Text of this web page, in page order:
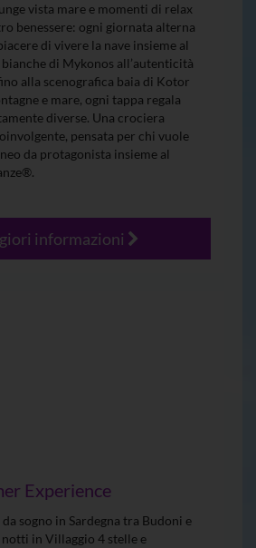
vista mare e momenti di relax
benessere: ogni giornata alterna
di vivere la nave insieme al
di Mykonos all’autenticità
alla scenografica baia di Kotor
e mare, ogni tappa regala
diverse. Una crociera
pensata per chi vuole
da protagonista insieme al
informazioni
Experience
sogno in Sardegna tra Budoni e
notti in Villaggio 4 stelle e